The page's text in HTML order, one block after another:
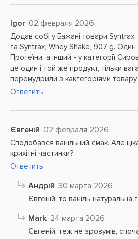
Igor 02 февраля 2026
Додав собі у Бажані товари
та Syntrax, Whey Shake, 907 g. Один
Протеїни, а інший - у категорії
це один і той же продукт, тільки
перемудрили з кактегоріями товару.
Ответить
Євгеній 02 февраля 2026
Сподобався ванільний смак. Але
крихітні частинки?
Ответить
Андрій 30 марта 2026
Євгеній, то ваніль натуральна
Mark 24 марта 2026
Євгеній, теж не зрозумів,